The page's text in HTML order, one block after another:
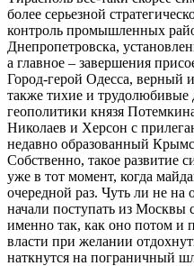
более серьезной
контроль промышленных
Днепропетровска,
а главное – завершения
Город-герой Одесса, верный
также тихие и трудолюбивые
геополитики князя
Николаев и Херсон с
недавно образованный
Собственно, такое развитие
уже в тот момент, когда
очередной раз. Чуть ли не
начали поступать из Москвы
именно так, как оно потом и
власти при желании
наткнутся на пограничный